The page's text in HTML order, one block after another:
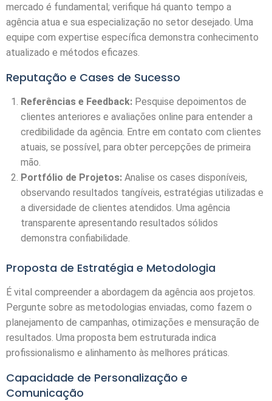
mercado é fundamental; verifique há quanto tempo a
agência atua e sua especialização no setor desejado. Uma
equipe com expertise específica demonstra conhecimento
atualizado e métodos eficazes.
Reputação e Cases de Sucesso
Referências e Feedback: Pesquise depoimentos de
clientes anteriores e avaliações online para entender a
credibilidade da agência. Entre em contato com clientes
atuais, se possível, para obter percepções de primeira
mão.
Portfólio de Projetos: Analise os cases disponíveis,
observando resultados tangíveis, estratégias utilizadas e
a diversidade de clientes atendidos. Uma agência
transparente apresentando resultados sólidos
demonstra confiabilidade.
Proposta de Estratégia e Metodologia
É vital compreender a abordagem da agência aos projetos.
Pergunte sobre as metodologias enviadas, como fazem o
planejamento de campanhas, otimizações e mensuração de
resultados. Uma proposta bem estruturada indica
profissionalismo e alinhamento às melhores práticas.
Capacidade de Personalização e
Comunicação